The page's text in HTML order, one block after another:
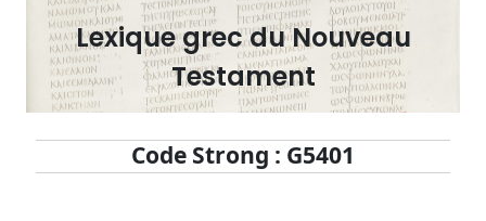
Lexique grec du Nouveau
Testament
Code Strong : G5401
lettre
Rechercher
par
mot
français